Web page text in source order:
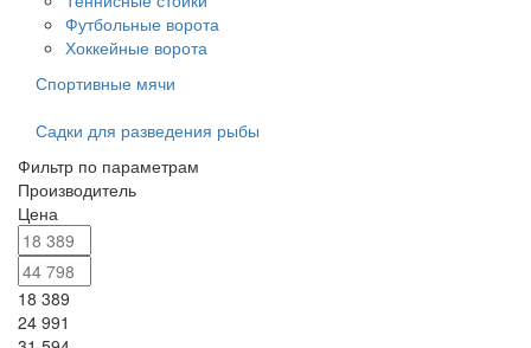
Футбольные ворота
Хоккейные ворота
Спортивные мячи
Садки для разведения рыбы
Фильтр по параметрам
Производитель
Цена
18 389
24 991